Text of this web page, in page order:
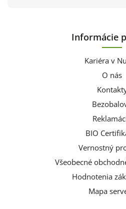
Informácie
Kariéra v
O nás
BIO
Vernostný
Všeobecné
Hodnotenia
Mapa